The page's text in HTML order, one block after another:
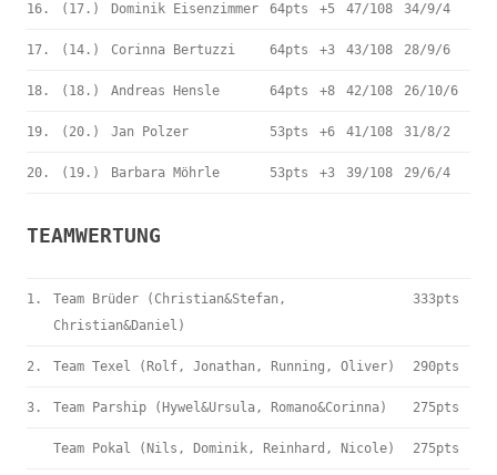
16. (17.) Dominik Eisenzimmer 64pts +5 47/108 34/9/4
17. (14.) Corinna Bertuzzi 64pts +3 43/108 28/9/6
18. (18.) Andreas Hensle 64pts +8 42/108 26/10/6
19. (20.) Jan Polzer 53pts +6 41/108 31/8/2
20. (19.) Barbara Möhrle 53pts +3 39/108 29/6/4
TEAMWERTUNG
1.
Team Brüder (Christian&Stefan,
Christian&Daniel)
333pts
2. Team Texel (Rolf, Jonathan, Running, Oliver) 290pts
3. Team Parship (Hywel&Ursula, Romano&Corinna) 275pts
Team Pokal (Nils, Dominik, Reinhard, Nicole) 275pts